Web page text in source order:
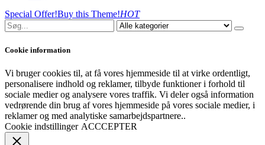
Special Offer!Buy this Theme!HOT
Cookie information
Vi bruger cookies til, at få vores hjemmeside til at virke ordentligt,
personalisere indhold og reklamer, tilbyde funktioner i forhold til
sociale medier og analysere vores traffik. Vi deler også information
vedrørende din brug af vores hjemmeside på vores sociale medier, i
reklamer og med analytiske samarbejdspartnere..
Cookie indstillinger ACCCEPTER